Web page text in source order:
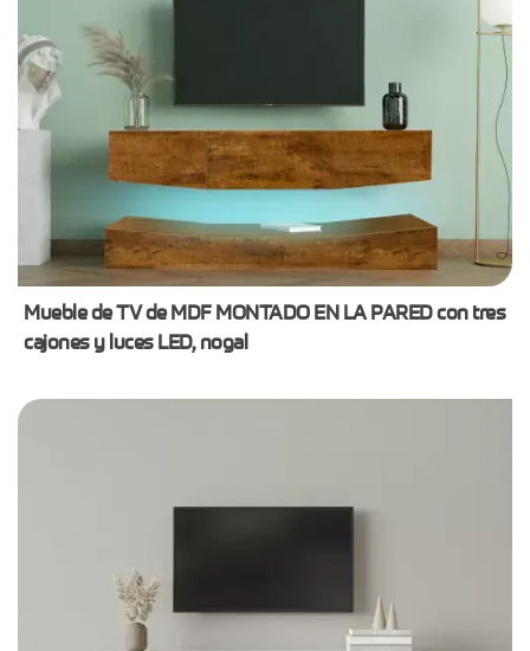
Mueble de TV de MDF MONTADO EN LA PARED con tres
cajones y luces LED, nogal